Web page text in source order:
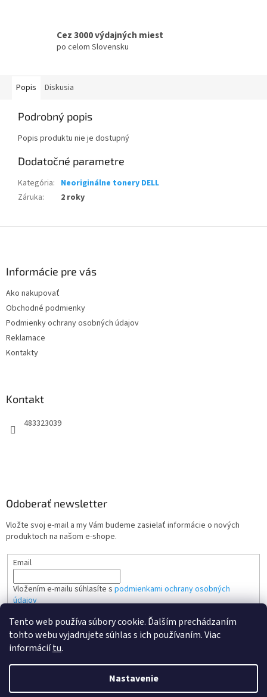
Tento web používa súbory cookie. Ďalším prechádzaním
tohto webu vyjadrujete súhlas s ich používaním. Viac
informáciítu.
Nastavenie
Cez 3000 výdajných miest
po celom Slovensku
Popis Diskusia
Podrobný popis
Popis produktu nie je dostupný
Dodatočné parametre
Kategória: Neoriginálne tonery DELL
Záruka: 2 roky
Informácie pre vás
Ako nakupovať
Obchodné podmienky
Podmienky ochrany osobných údajov
Reklamace
Kontakty
Kontakt
483323039
Odoberať newsletter
Vložte svoj e-mail a my Vám budeme zasielať informácie o nových
produktoch na našom e-shope.
Email
Vložením e-mailu súhlasíte s podmienkami ochrany osobných
údajov
PRIHLÁSIŤ SA
Vytvoril Shoptet